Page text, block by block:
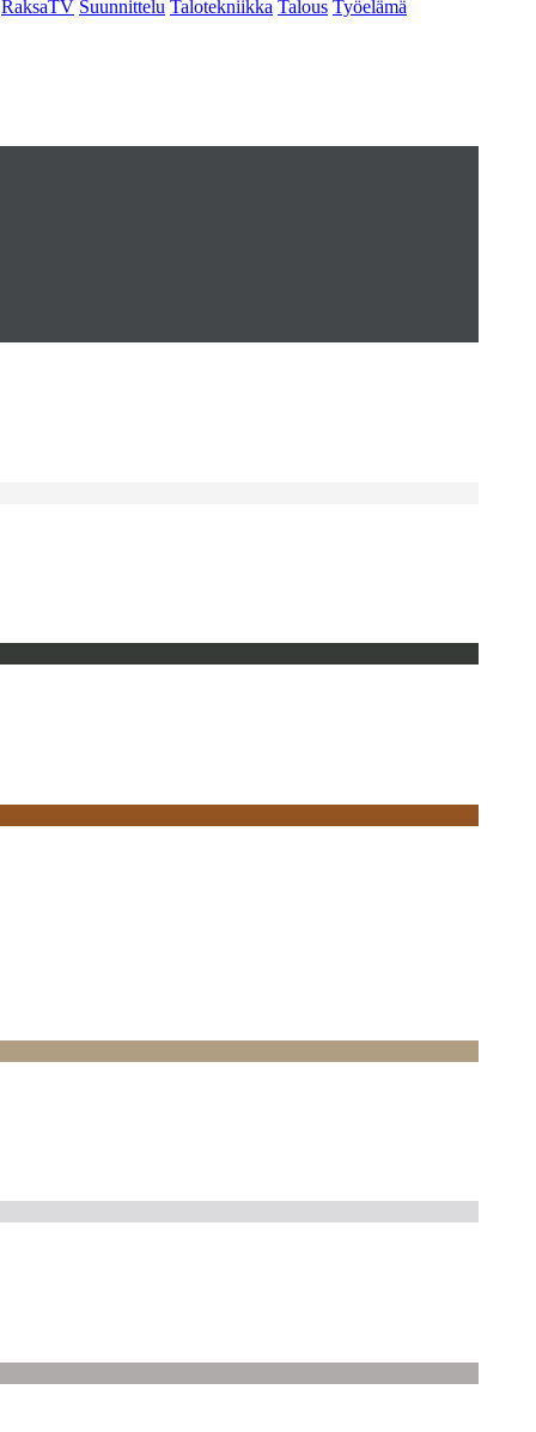
RaksaTV Suunnittelu Talotekniikka Talous Työelämä